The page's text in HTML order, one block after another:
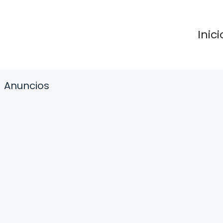
Anuncios